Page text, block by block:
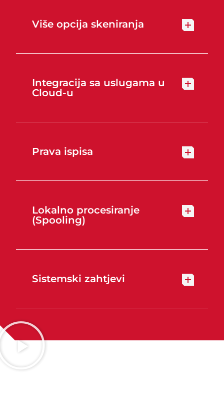
Više opcija skeniranja
Integracija sa uslugama u
Cloud-u
Prava ispisa
Lokalno procesiranje
(Spooling)
Sistemski zahtjevi